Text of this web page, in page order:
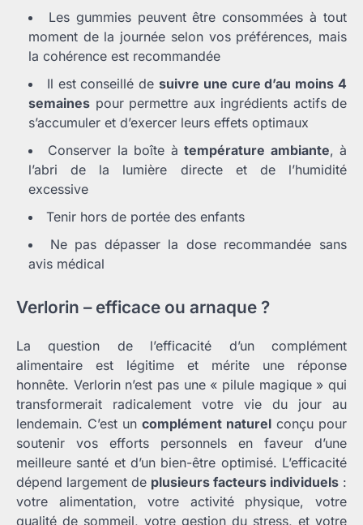
Les gummies peuvent être consommées à tout
moment de la journée selon vos préférences, mais
la cohérence est recommandée
Il est conseillé desuivre une cure d’au moins 4
semaines pour permettre aux ingrédients actifs de
s’accumuler et d’exercer leurs effets optimaux
Conserver la boîte àtempérature ambiante, à
l’abri de la lumière directe et de l’humidité
excessive
Tenir hors de portée des enfants
Ne pas dépasser la dose recommandée sans
avis médical
Verlorin – efficace ou arnaque ?
La question de l’efficacité d’un complément
alimentaire est légitime et mérite une réponse
honnête. Verlorin n’est pas une « pilule magique » qui
transformerait radicalement votre vie du jour au
lendemain. C’est un complément naturel conçu pour
soutenir vos efforts personnels en faveur d’une
meilleure santé et d’un bien-être optimisé. L’efficacité
dépend largement de plusieurs facteurs individuels :
votre alimentation, votre activité physique, votre
qualité de sommeil, votre gestion du stress, et votre